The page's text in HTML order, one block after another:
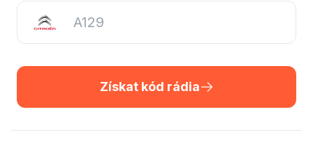
Získat kód rádia